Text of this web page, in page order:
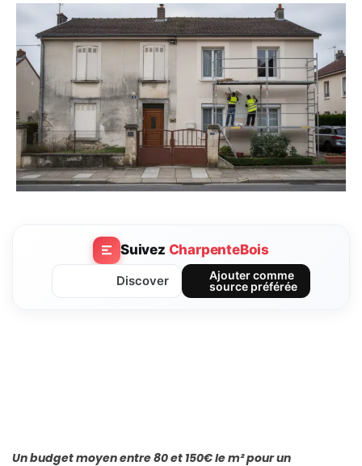
Suivez CharpenteBois
Discover
Ajouter comme
source préférée
Un budget moyen entre 80 et 150€ le m² pour un